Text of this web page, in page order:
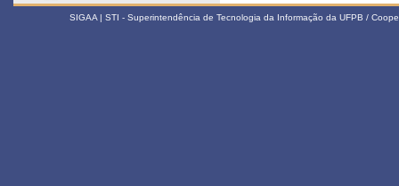
SIGAA | STI - Superintendência de Tecnologia da Informação da UFPB /